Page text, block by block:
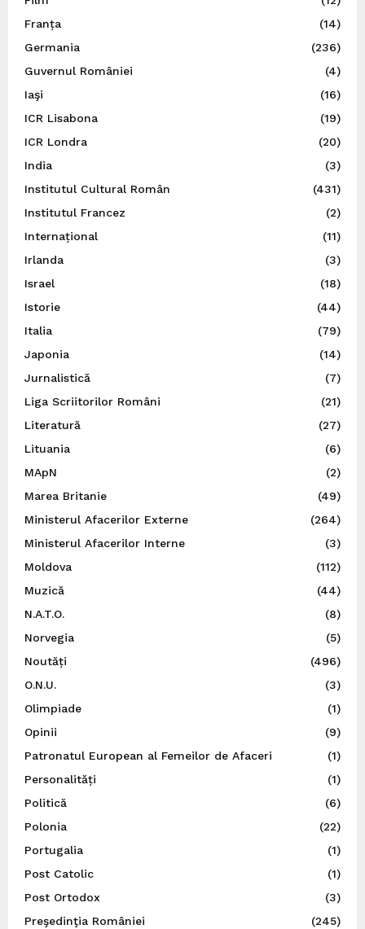
Franța
(14)
Germania
(236)
Guvernul României
(4)
Iaşi
(16)
ICR Lisabona
(19)
ICR Londra
(20)
India
(3)
Institutul Cultural Român
(431)
Institutul Francez
(2)
Internațional
(11)
Irlanda
(3)
Israel
(18)
Istorie
(44)
Italia
(79)
Japonia
(14)
Jurnalistică
(7)
Liga Scriitorilor Români
(21)
Literatură
(27)
Lituania
(6)
MApN
(2)
Marea Britanie
(49)
Ministerul Afacerilor Externe
(264)
Ministerul Afacerilor Interne
(3)
Moldova
(112)
Muzică
(44)
N.A.T.O.
(8)
Norvegia
(5)
Noutăți
(496)
O.N.U.
(3)
Olimpiade
(1)
Opinii
(9)
Patronatul European al Femeilor de Afaceri
(1)
Personalități
(1)
Politică
(6)
Polonia
(22)
Portugalia
(1)
Post Catolic
(1)
Post Ortodox
(3)
Preşedinţia României
(245)